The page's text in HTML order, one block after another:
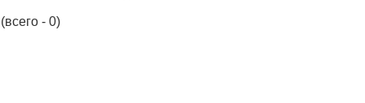
(всего - 0)